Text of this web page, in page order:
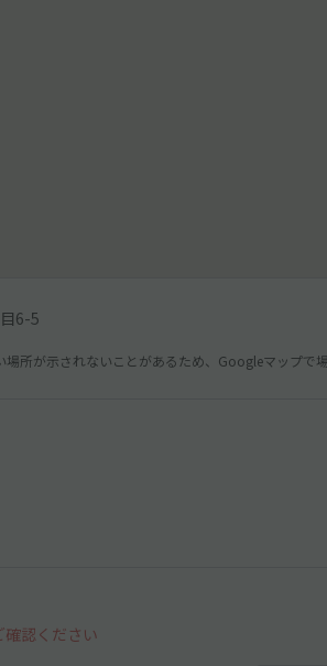
6-5
所が示されないことがあるため、Googleマップで
認ください